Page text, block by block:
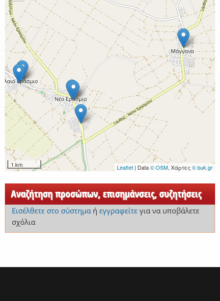
1 km Leaflet| Data© OSM, Χάρτες © buk.gr
Αναζήτηση προσώπων, επισημάνσεις, συζητήσεις
Εισέλθετε στο σύστημαή εγγραφείτεγια να υποβάλετε
σχόλια